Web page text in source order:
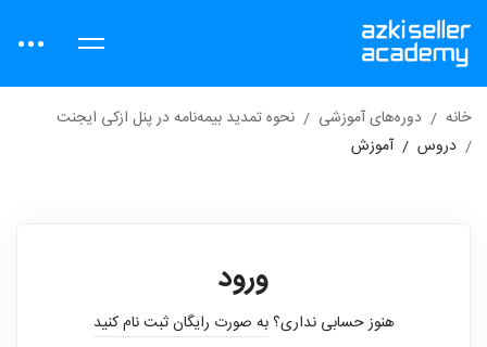
خانه دوره‌های آموزشی
نحوه تمدید بیمه‌نامه در پنل ازکی ایجنت
دروس
آموزش
ورود
هنوز حسابی نداری؟به صورت رایگان ثبت نام کنید